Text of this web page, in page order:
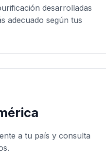
desarrolladas
adecuado según tus
a tu país y consulta